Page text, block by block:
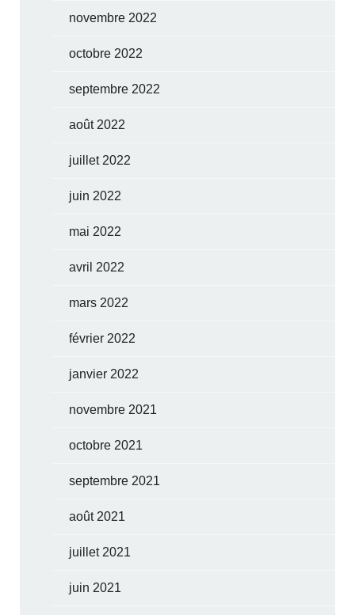
novembre 2022
octobre 2022
septembre 2022
août 2022
juillet 2022
juin 2022
mai 2022
avril 2022
mars 2022
février 2022
janvier 2022
novembre 2021
octobre 2021
septembre 2021
août 2021
juillet 2021
juin 2021